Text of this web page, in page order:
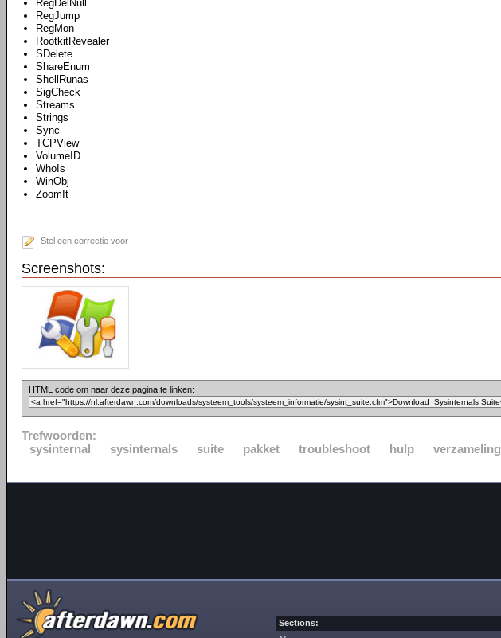
RegDelNull
RegJump
RegMon
RootkitRevealer
SDelete
ShareEnum
ShellRunas
SigCheck
Streams
Strings
Sync
TCPView
VolumeID
WhoIs
WinObj
ZoomIt
Stel een correctie voor
Screenshots:
HTML code om naar deze pagina te linken:
Trefwoorden:
sysinternal
sysinternals suite pakket troubleshoot hulp verzameling
Sections: